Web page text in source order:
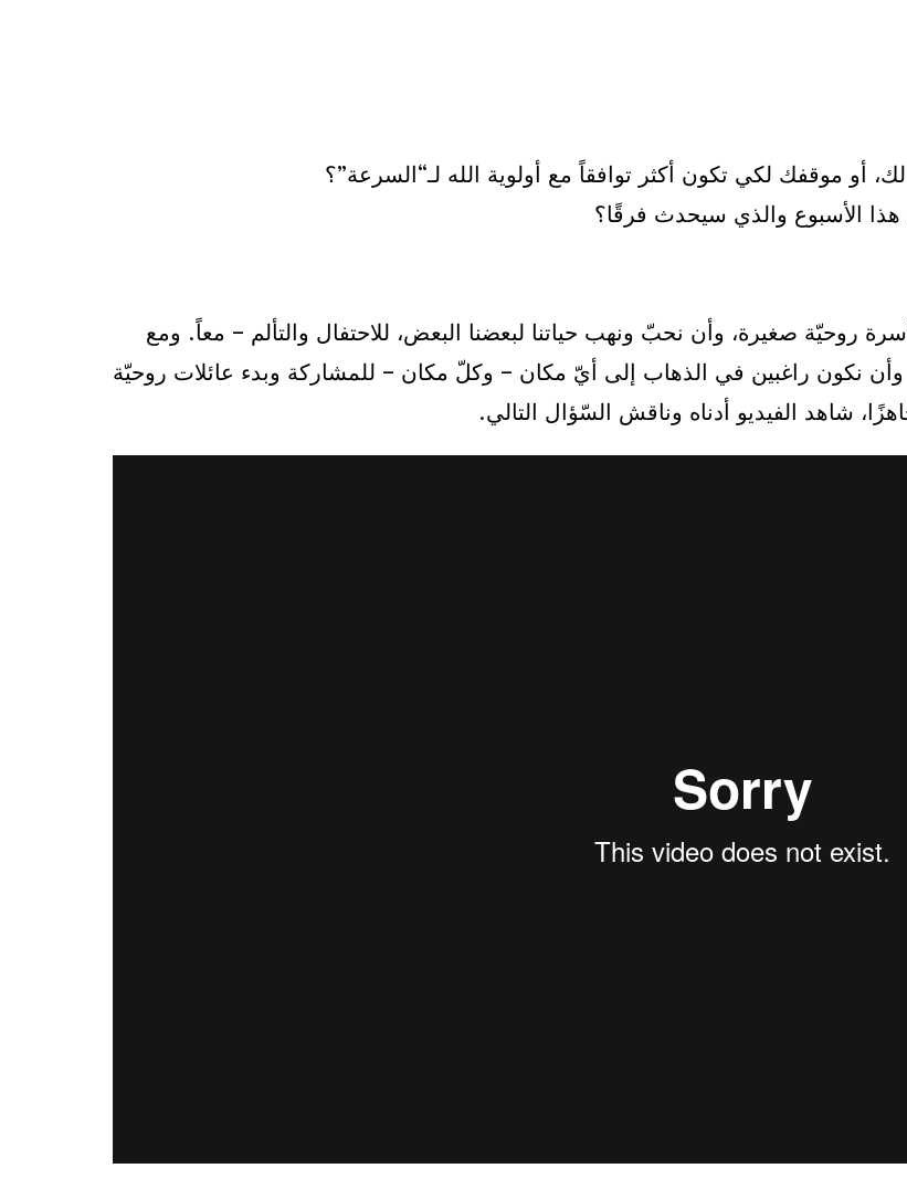
روحيّة صغيرة، وأن نحبّ ونهب حياتنا لبعضنا البعض، للاحتفال والتألم – معاً. ومع
وأن نكون راغبين في الذهاب إلى أيّ مكان – وكلّ مكان – للمشاركة وبدء عائلات روحيّة
شاهد الفيديو أدناه وناقش السّؤال التالي.